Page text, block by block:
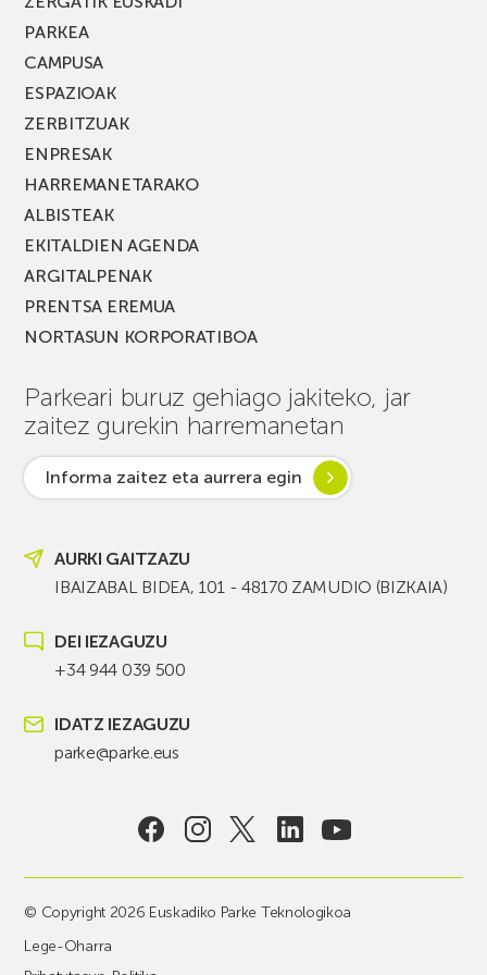
PARKEA
CAMPUSA
ESPAZIOAK
ZERBITZUAK
ENPRESAK
HARREMANETARAKO
ALBISTEAK
EKITALDIEN AGENDA
ARGITALPENAK
PRENTSA EREMUA
NORTASUN KORPORATIBOA
Parkeari buruz gehiago jakiteko, jar
zaitez gurekin harremanetan
Informa zaitez eta aurrera egin
AURKI GAITZAZU
IBAIZABAL BIDEA, 101 - 48170 ZAMUDIO (BIZKAIA)
DEI IEZAGUZU
+34 944 039 500
IDATZ IEZAGUZU
parke@parke.eus
© Copyright 2026 Euskadiko Parke Teknologikoa
Lege-Oharra